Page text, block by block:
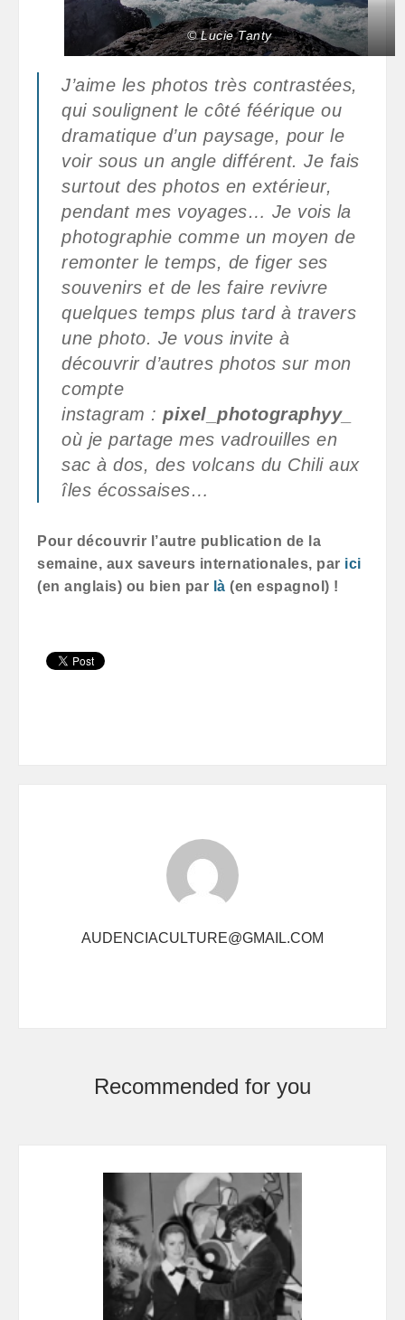
© Lucie Tanty
J’aime les photos très contrastées,
qui soulignent le côté féérique ou
dramatique d’un paysage, pour le
voir sous un angle différent. Je fais
surtout des photos en extérieur,
pendant mes voyages… Je vois la
photographie comme un moyen de
remonter le temps, de figer ses
souvenirs et de les faire revivre
quelques temps plus tard à travers
une photo. Je vous invite à
découvrir d’autres photos sur mon
compte
instagram : pixel_photographyy_
où je partage mes vadrouilles en
sac à dos, des volcans du Chili aux
îles écossaises…
Pour découvrir l’autre publication de la
semaine, aux saveurs internationales, par ici
(en anglais) ou bien par là (en espagnol) !
AUDENCIACULTURE@GMAIL.COM
Recommended for you